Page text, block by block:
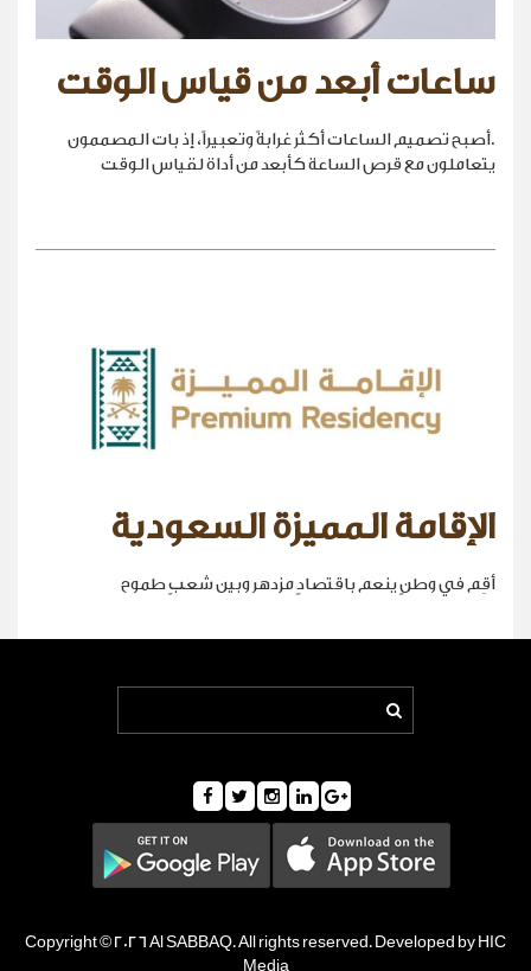
ساعات أبعد من قياس الوقت
.أصبح تصميم الساعات أكثر غرابةً وتعبيراً، إذ بات المصممون
يتعاملون مع قرص الساعة كأبعد من أداة لقياس الوقت
الإقامة المميزة السعودية
أقِم في وطنٍ ينعم باقتصادٍ مزدهر وبين شعبٍ طموح
Copyright © 2026 Al SABBAQ. All rights reserved. Developed by HIC
Media